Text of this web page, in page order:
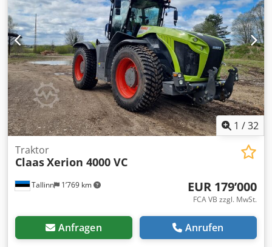
1 /32
Tallinn 1’769 km
Traktor
ClaasXerion 4000 VC
EUR 179’000
FCA VB zzgl. MwSt.
Anfragen Anrufen